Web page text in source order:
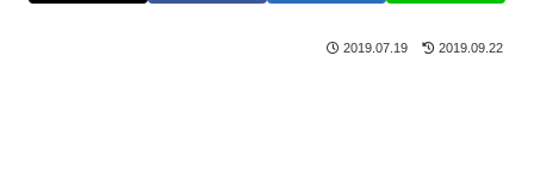
2019.07.19 2019.09.22